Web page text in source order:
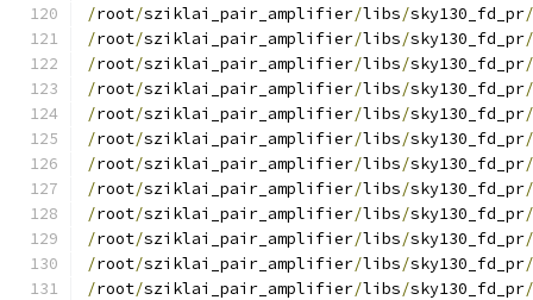
/root/sziklai_pair_amplifier/libs/sky130_fd_pr/
/root/sziklai_pair_amplifier/libs/sky130_fd_pr/
/root/sziklai_pair_amplifier/libs/sky130_fd_pr/
/root/sziklai_pair_amplifier/libs/sky130_fd_pr/
/root/sziklai_pair_amplifier/libs/sky130_fd_pr/
/root/sziklai_pair_amplifier/libs/sky130_fd_pr/
/root/sziklai_pair_amplifier/libs/sky130_fd_pr/
/root/sziklai_pair_amplifier/libs/sky130_fd_pr/
/root/sziklai_pair_amplifier/libs/sky130_fd_pr/
/root/sziklai_pair_amplifier/libs/sky130_fd_pr/
/root/sziklai_pair_amplifier/libs/sky130_fd_pr/
/root/sziklai_pair_amplifier/libs/sky130_fd_pr/